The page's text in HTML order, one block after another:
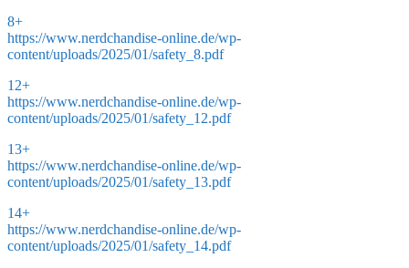
8+
https://www.nerdchandise-online.de/wp-
content/uploads/2025/01/safety_8.pdf
12+
https://www.nerdchandise-online.de/wp-
content/uploads/2025/01/safety_12.pdf
13+
https://www.nerdchandise-online.de/wp-
content/uploads/2025/01/safety_13.pdf
14+
https://www.nerdchandise-online.de/wp-
content/uploads/2025/01/safety_14.pdf